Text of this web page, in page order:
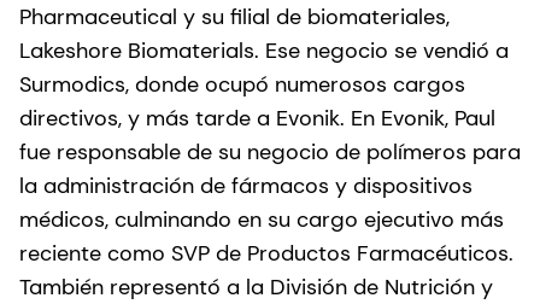
Pharmaceutical y su filial de biomateriales,
Lakeshore Biomaterials. Ese negocio se vendió a
Surmodics, donde ocupó numerosos cargos
directivos, y más tarde a Evonik. En Evonik, Paul
fue responsable de su negocio de polímeros para
la administración de fármacos y dispositivos
médicos, culminando en su cargo ejecutivo más
reciente como SVP de Productos Farmacéuticos.
También representó a la División de Nutrición y